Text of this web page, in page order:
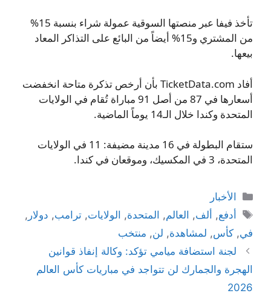
تأخذ فيفا عبر منصتها السوقية عمولة شراء بنسبة 15%
من المشتري و15% أيضاً من البائع على التذاكر المعاد
بيعها.
أفاد TicketData.com بأن أرخص تذكرة متاحة انخفضت
أسعارها في 87 من أصل 91 مباراة تُقام في الولايات
المتحدة وكندا خلال الـ14 يوماً الماضية.
ستقام البطولة في 16 مدينة مضيفة: 11 في الولايات
المتحدة، 3 في المكسيك، وموقعان في كندا.
التصنيفات
الأخبار
الوسوم
أدفع, ألف, العالم, المتحدة, الولايات,ترامب, دولار ,
في, كأس, لمشاهدة, لن, منتخب
لجنة استضافة ميامي تؤكد: وكالة إنفاذ قوانين
الهجرة والجمارك لن تتواجد في مباريات كأس العالم
2026